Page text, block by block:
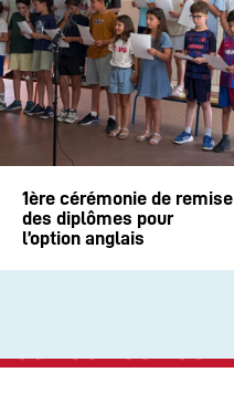
1ère cérémonie de remise
des diplômes pour
l’option anglais